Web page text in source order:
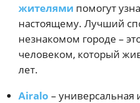
жителями помогут
настоящему. Лучший
незнакомом городе –
человеком, который
лет.
Airalo – универсальная